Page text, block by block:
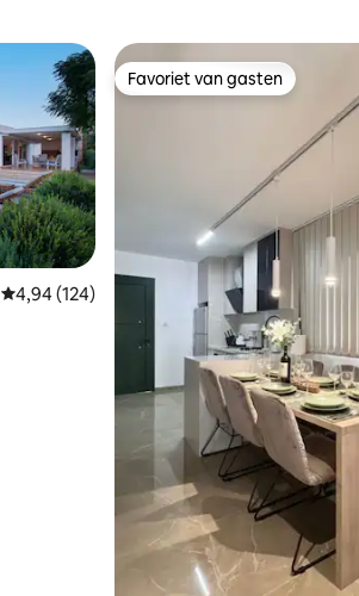
Gemiddelde beoordeling van 4,94 uit 5, 124
4,94 (124)
Favoriet van gasten
Favoriet van gasten